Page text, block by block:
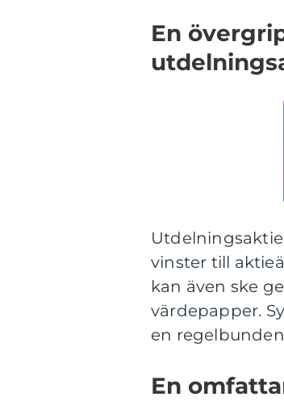
En
vinster till
kan även ske
värdepapper.
en
En